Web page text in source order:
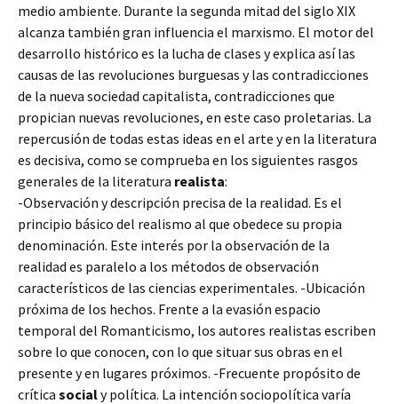
medio ambiente. Durante la segunda mitad del siglo XIX
alcanza también gran influencia el marxismo. El motor del
desarrollo histórico es la lucha de clases y explica así las
causas de las revoluciones burguesas y las contradicciones
de la nueva sociedad capitalista, contradicciones que
propician nuevas revoluciones, en este caso proletarias. La
repercusión de todas estas ideas en el arte y en la literatura
es decisiva, como se comprueba en los siguientes rasgos
generales de la literatura realista:
-Observación y descripción precisa de la realidad. Es el
principio básico del realismo al que obedece su propia
denominación. Este interés por la observación de la
realidad es paralelo a los métodos de observación
característicos de las ciencias experimentales. -Ubicación
próxima de los hechos. Frente a la evasión espacio
temporal del Romanticismo, los autores realistas escriben
sobre lo que conocen, con lo que situar sus obras en el
presente y en lugares próximos. -Frecuente propósito de
crítica socialy política. La intención sociopolítica varía